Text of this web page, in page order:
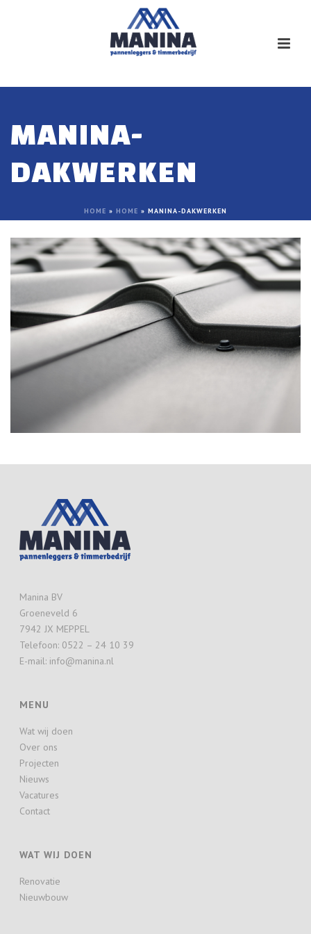
MANINA-
DAKWERKEN
HOME » HOME » MANINA-DAKWERKEN
Manina BV
Groeneveld 6
7942 JX MEPPEL
Telefoon: 0522 – 24 10 39
E-mail: info@manina.nl
MENU
Wat wij doen
Over ons
Projecten
Nieuws
Vacatures
Contact
WAT WIJ DOEN
Renovatie
Nieuwbouw